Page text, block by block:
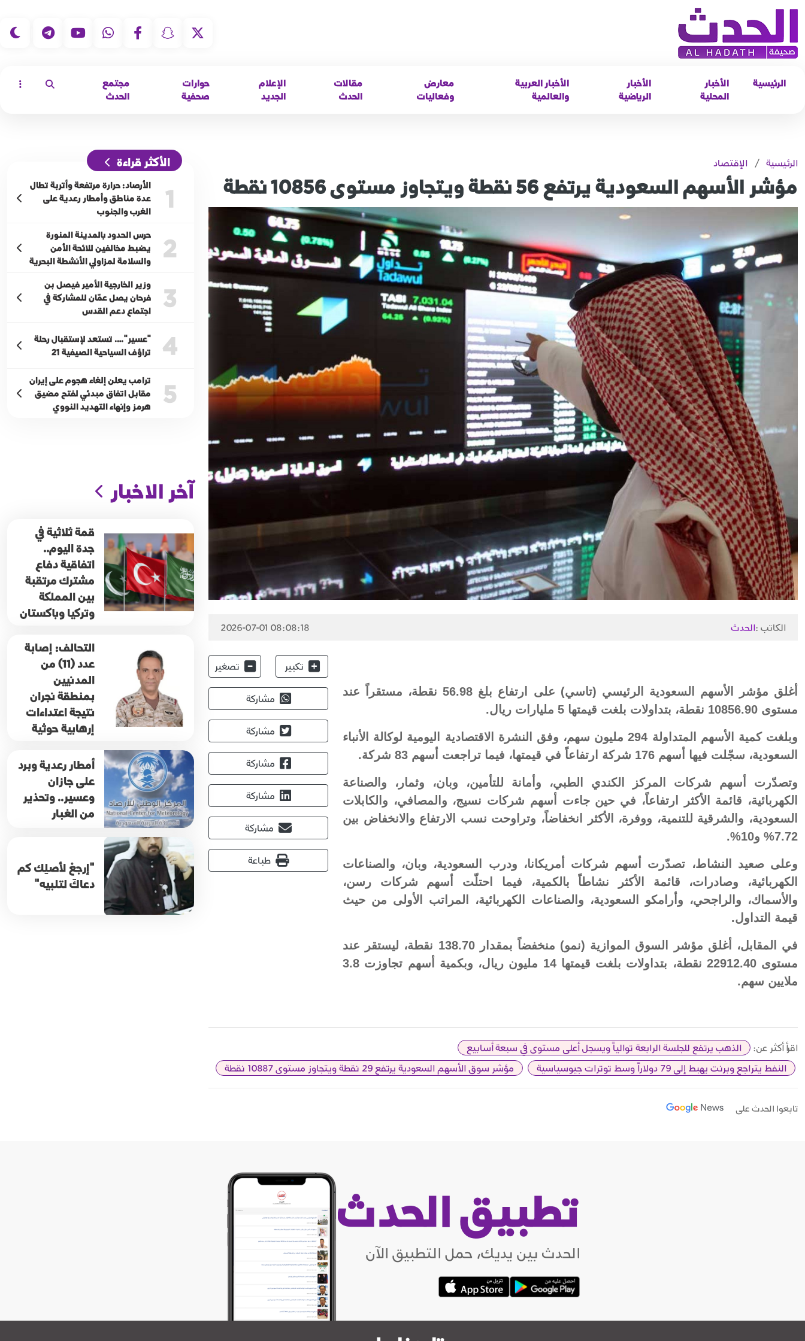
الرئيسية
الأخبار
المحلية
الأخبار
الرياضية
الأخبار العربية
والعالمية
معارض
وفعاليات
مقالات
الحدث
الإعلام
الجديد
حوارات
صحفية
مجتمع
الحدث
الرئيسية / الإقتصاد
مؤشر الأسهم السعودية يرتفع 56 نقطة ويتجاوز مستوى 10856 نقطة
الكاتب :الحدث 2026-07-01 08:08:18
أغلق مؤشر الأسهم السعودية الرئيسي (تاسي) على ارتفاع بلغ 56.98 نقطة، مستقراً عند
مستوى 10856.90 نقطة، بتداولات بلغت قيمتها 5 مليارات ريال.
وبلغت كمية الأسهم المتداولة 294 مليون سهم، وفق النشرة الاقتصادية اليومية لوكالة الأنباء
السعودية، سجّلت فيها أسهم 176 شركة ارتفاعاً في قيمتها، فيما تراجعت أسهم 83 شركة.
وتصدّرت أسهم شركات المركز الكندي الطبي، وأمانة للتأمين، وبان، وثمار، والصناعة
الكهربائية، قائمة الأكثر ارتفاعاً، في حين جاءت أسهم شركات نسيج، والمصافي، والكابلات
السعودية، والشرقية للتنمية، ووفرة، الأكثر انخفاضاً، وتراوحت نسب الارتفاع والانخفاض بين
7.72% و10%.
وعلى صعيد النشاط، تصدّرت أسهم شركات أمريكانا، ودرب السعودية، وبان، والصناعات
الكهربائية، وصادرات، قائمة الأكثر نشاطاً بالكمية، فيما احتلّت أسهم شركات رسن،
والأسماك، والراجحي، وأرامكو السعودية، والصناعات الكهربائية، المراتب الأولى من حيث
قيمة التداول.
في المقابل، أغلق مؤشر السوق الموازية (نمو) منخفضاً بمقدار 138.70 نقطة، ليستقر عند
مستوى 22912.40 نقطة، بتداولات بلغت قيمتها 14 مليون ريال، وبكمية أسهم تجاوزت 3.8
ملايين سهم.
تكبير تصغير
مشاركة
مشاركة
مشاركة
مشاركة
مشاركة
طباعة
اقرأ أكثر عن:
الذهب يرتفع للجلسة الرابعة توالياً ويسجل أعلى مستوى في سبعة أسابيع
النفط يتراجع وبرنت يهبط إلى 79 دولاراً وسط توترات جيوسياسية
مؤشر سوق الأسهم السعودية يرتفع 29 نقطة ويتجاوز مستوى 10887 نقطة
تابعوا الحدث على
الأكثر قراءة
1
الأرصاد: حرارة مرتفعة وأتربة تطال
عدة مناطق وأمطار رعدية على
الغرب والجنوب
2
حرس الحدود بالمدينة المنورة
يضبط مخالفين للائحة الأمن
والسلامة لمزاولي الأنشطة البحرية
3
وزير الخارجية الأمير فيصل بن
فرحان يصل عمّان للمشاركة في
اجتماع دعم القدس
4
"عسير"…. تستعد لإستقبال رحلة
تراؤف السياحية الصيفية 21
5
ترامب يعلن إلغاء هجوم على إيران
مقابل اتفاق مبدئي لفتح مضيق
هرمز وإنهاء التهديد النووي
آخر الاخبار
قمة ثلاثية في
جدة اليوم..
اتفاقية دفاع
مشترك مرتقبة
بين المملكة
وتركيا وباكستان
التحالف: إصابة
عدد (11) من
المدنيين
بمنطقة نجران
نتيجة اعتداءات
إرهابية حوثية
أمطار رعدية وبرد
على جازان
وعسير.. وتحذير
من الغبار
"إرجعْ لأصلِك كم
دعاكَ لتلبيه"
تطبيق الحدث
الحدث بين يديك، حمل التطبيق الآن